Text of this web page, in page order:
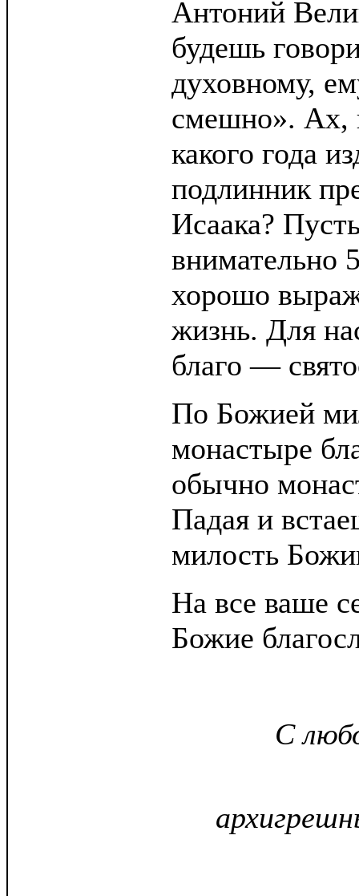
Антоний
будешь
духовному,
смешно». Ах,
какого года
подлинник
Исаака?
внимательно
хорошо
жизнь. Для
благо —
По Божией
монастыре
обычно
Падая и
милость
На все ваше
Божие
С